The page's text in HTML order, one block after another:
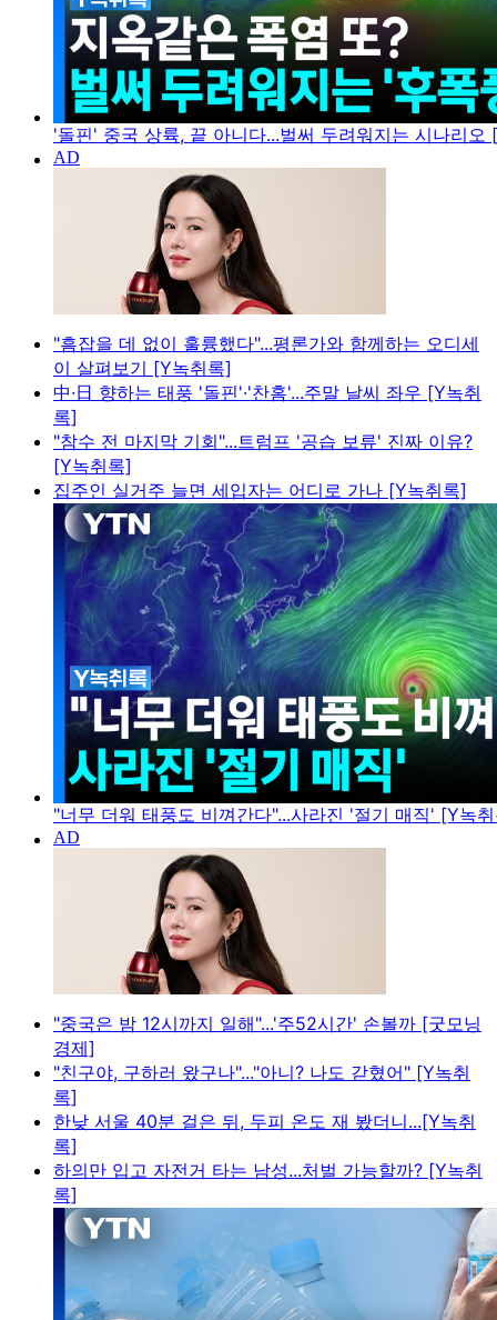
'돌핀' 중국 상륙, 끝 아니다...벌써 두려워지는 시나리오
"흠잡을 데 없이 훌륭했다"...평론가와 함께하는 오디세
이 살펴보기 [Y녹취록]
中·日 향하는 태풍 '돌핀'·'찬홈'...주말 날씨 좌우 [Y녹취
록]
"참수 전 마지막 기회"...트럼프 '공습 보류' 진짜 이유?
[Y녹취록]
집주인 실거주 늘면 세입자는 어디로 가나 [Y녹취록]
"너무 더워 태풍도 비껴간다"...사라진 '절기 매직' [Y녹
"중국은 밤 12시까지 일해"...'주52시간' 손볼까 [굿모닝
경제]
"친구야, 구하러 왔구나"..."아니? 나도 갇혔어" [Y녹취
록]
한낮 서울 40분 걸은 뒤, 두피 온도 재 봤더니...[Y녹취
록]
하의만 입고 자전거 타는 남성...처벌 가능할까? [Y녹취
록]